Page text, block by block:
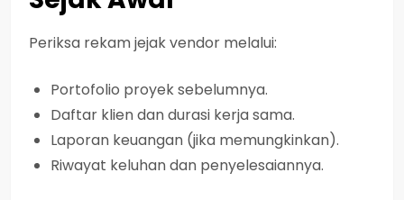
Periksa rekam jejak vendor melalui:
Portofolio proyek sebelumnya.
Daftar klien dan durasi kerja sama.
Laporan keuangan (jika memungkinkan).
Riwayat keluhan dan penyelesaiannya.